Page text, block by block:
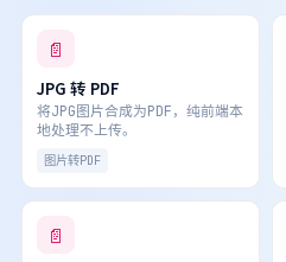
📄
JPG 转 PDF
将JPG图片合成为PDF，纯前端本
地处理不上传。
图片转PDF
📄